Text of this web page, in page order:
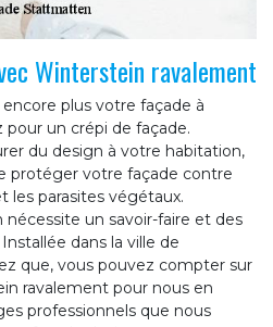
Winterstein ravalement
plus votre façade à
un crépi de façade.
du design à votre habitation,
protéger votre façade contre
les parasites végétaux.
nécessite un savoir-faire et des
dans la ville de
que, vous pouvez compter sur
ravalement pour nous en
professionnels que nous